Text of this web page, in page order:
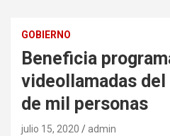
GOBIERNO
Beneficia
videollamadas del
de mil personas
julio 15, 2020 admin